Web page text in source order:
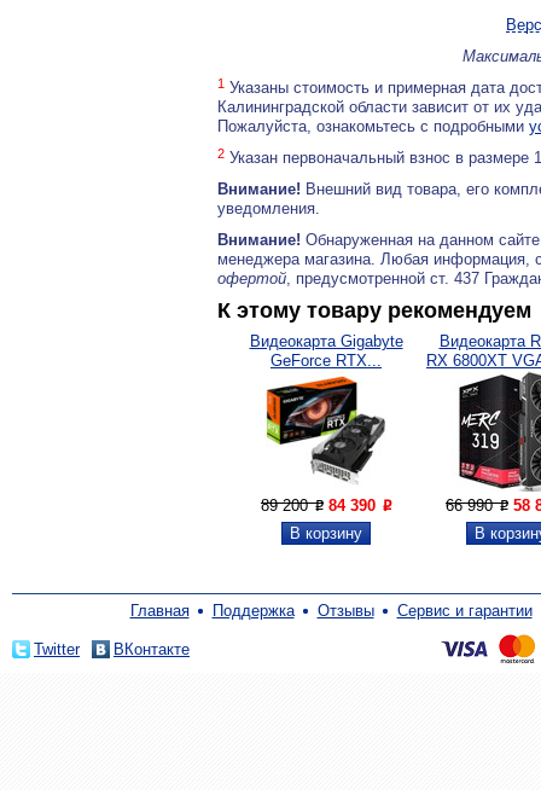
1 Указаны стоимость и примерная дата
Калининградской области зависит от их
Пожалуйста, ознакомьтесь с подробными
2 Указан первоначальный взнос в
Внимание! Внешний вид товара, его
уведомления.
Внимание! Обнаруженная на данном
менеджера магазина. Любая информация,
офертой, предусмотренной ст. 437
К этому товару рекомендуем
Видеокарта Gigabyte
GeForce RTX...
89 200P 84 390 P
Видеокарта
RX 6800XT
66 990P 58
Главная Поддержка Отзывы Сервис и гарантии
Twitter ВКонтакте